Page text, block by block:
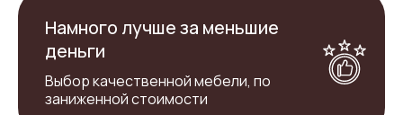
Намного лучше за меньшие
деньги
Выбор качественной мебели, по
заниженной стоимости